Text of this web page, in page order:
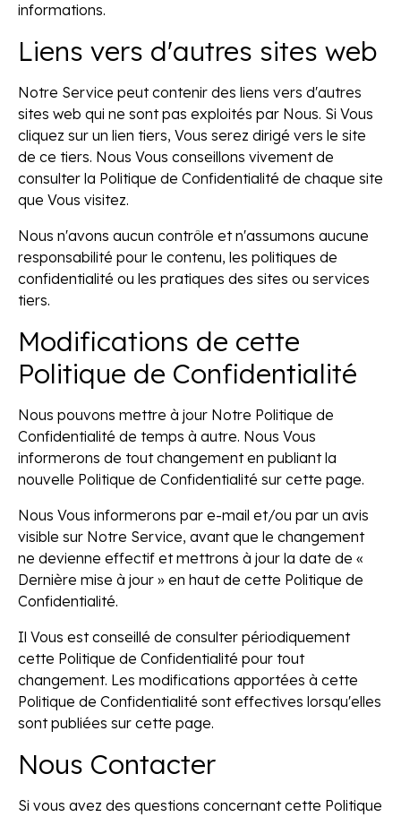
informations.
Liens vers d'autres sites web
Notre Service peut contenir des liens vers d'autres
sites web qui ne sont pas exploités par Nous. Si Vous
cliquez sur un lien tiers, Vous serez dirigé vers le site
de ce tiers. Nous Vous conseillons vivement de
consulter la Politique de Confidentialité de chaque site
que Vous visitez.
Nous n'avons aucun contrôle et n'assumons aucune
responsabilité pour le contenu, les politiques de
confidentialité ou les pratiques des sites ou services
tiers.
Modifications de cette
Politique de Confidentialité
Nous pouvons mettre à jour Notre Politique de
Confidentialité de temps à autre. Nous Vous
informerons de tout changement en publiant la
nouvelle Politique de Confidentialité sur cette page.
Nous Vous informerons par e-mail et/ou par un avis
visible sur Notre Service, avant que le changement
ne devienne effectif et mettrons à jour la date de «
Dernière mise à jour » en haut de cette Politique de
Confidentialité.
Il Vous est conseillé de consulter périodiquement
cette Politique de Confidentialité pour tout
changement. Les modifications apportées à cette
Politique de Confidentialité sont effectives lorsqu'elles
sont publiées sur cette page.
Nous Contacter
Si vous avez des questions concernant cette Politique